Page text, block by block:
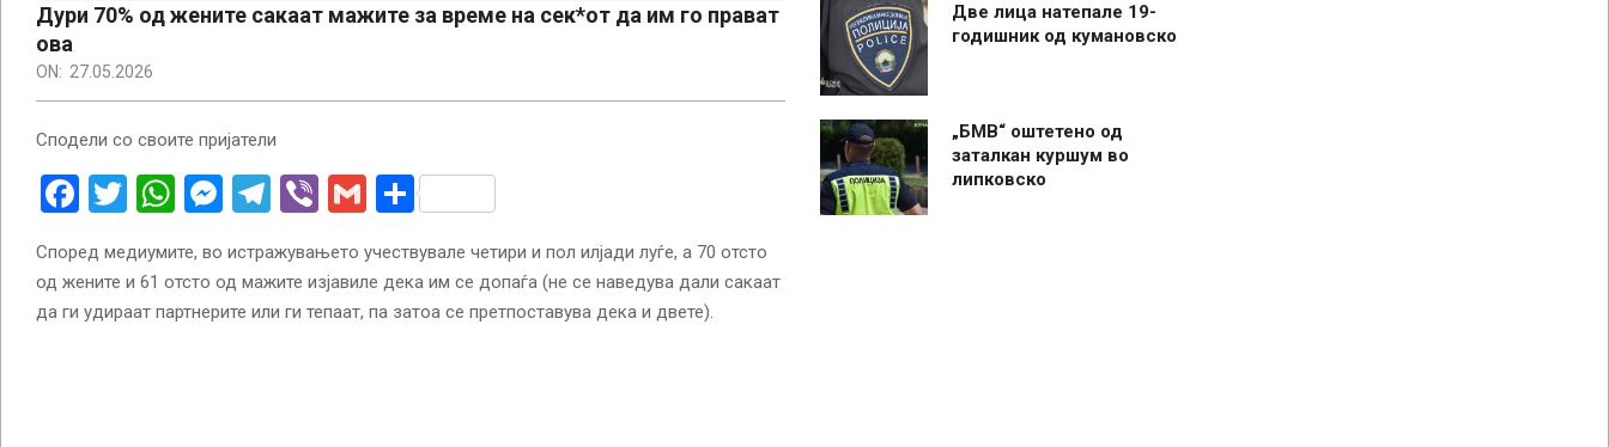
Дури 70% од жените сакаат мажите за време на сек*от да им го прават
ова
ON: 27.05.2026
Сподели со своите пријатели
Facebook
Twitter
WhatsApp
Messenger
Telegram
ViberGmailShare
Според медиумите, во истражувањето учествувале четири и пол илјади луѓе, а 70 отсто
од жените и 61 отсто од мажите изјавиле дека им се допаѓа (не се наведува дали сакаат
да ги удираат партнерите или ги тепаат, па затоа се претпоставува дека и двете).
Две лица натепале 19-
годишник од кумановско
„БМВ“ оштетено од
заталкан куршум во
липковско